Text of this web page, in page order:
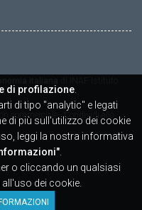
commerciale - Condividi allo
di profilazione
di tipo "analytic" e legati
di più sull'utilizzo dei cookie
leggi la nostra informativa
o cliccando un qualsiasi
dei cookie.